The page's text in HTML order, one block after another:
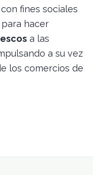
fines sociales
hacer
a las
a su vez
los comercios de